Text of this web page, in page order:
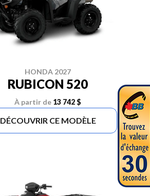
HONDA 2027
RUBICON 520
À partir de 13 742 $
DÉCOUVRIR CE MODÈLE